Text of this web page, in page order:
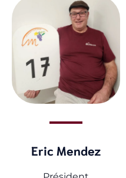
Eric Mendez